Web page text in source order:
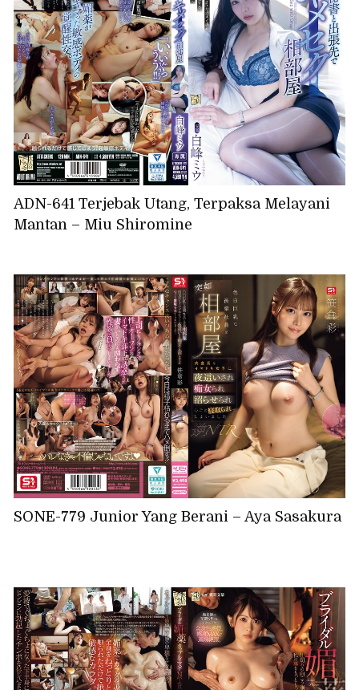
ADN-641 Terjebak Utang, Terpaksa Melayani
Mantan – Miu Shiromine
SONE-779 Junior Yang Berani – Aya Sasakura